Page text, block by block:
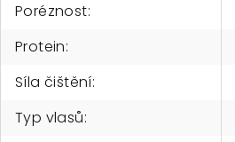
Poréznost:
Protein:
Síla čištění:
Typ vlasů: